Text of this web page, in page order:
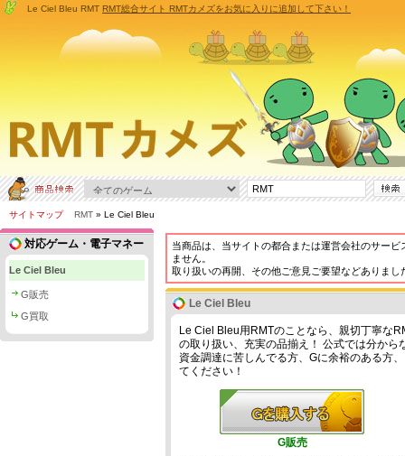
Le Ciel Bleu RMT RMT総合サイト RMTカメズをお気に入りに追加して下さい！
サイトマップ RMT » Le Ciel Bleu
対応ゲーム・電子マネー
Le Ciel Bleu
G販売
G買取
当商品は、当サイトの都合または運営会社のサー
ません。
取り扱いの再開、その他ご意見ご要望などありま
Le Ciel Bleu
Le Ciel Bleu用RMTのことなら、親切丁寧な
の取り扱い、充実の品揃え！ 公式では分か
資金調達に苦しんでる方、Gに余裕のある方
てください！
G販売